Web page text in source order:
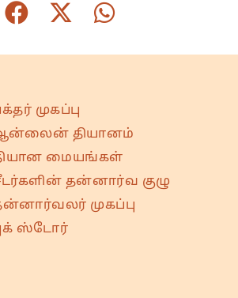
முகப்பு
தியானம்
மையங்கள்
தன்னார்வ குழு
முகப்பு
ஸ்டோர்